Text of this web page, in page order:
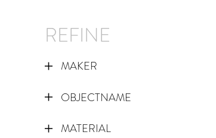
REFINE
MAKER
OBJECTNAME
MATERIAL